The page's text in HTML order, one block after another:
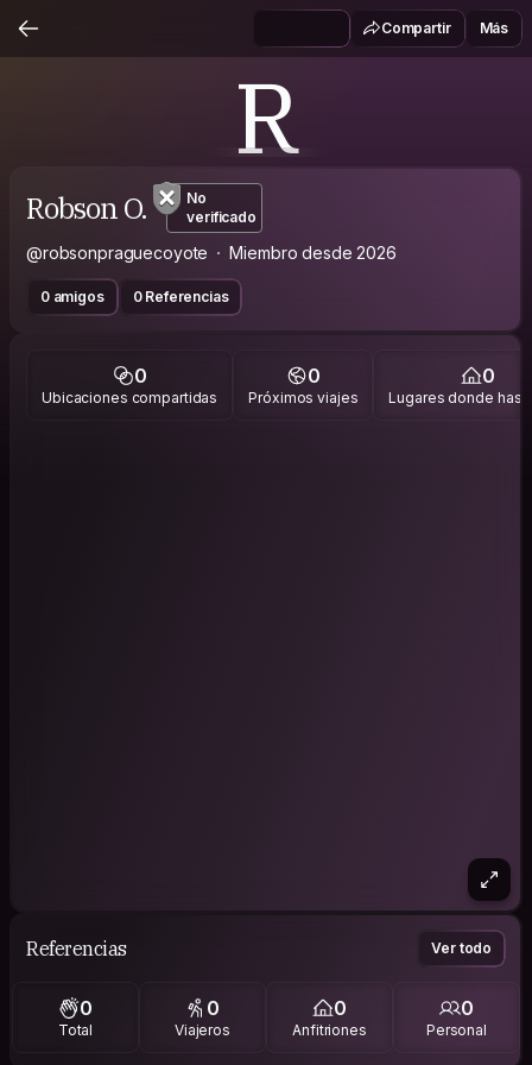
Compartir Más
R
Robson O.
No
verificado
@robsonpraguecoyote Miembro desde 2026
0 amigos 0 Referencias
0
Ubicaciones compartidas
0
Próximos viajes
0
Lugares donde has
Referencias Ver todo
0
Total
0
Viajeros
0
Anfitriones
0
Personal